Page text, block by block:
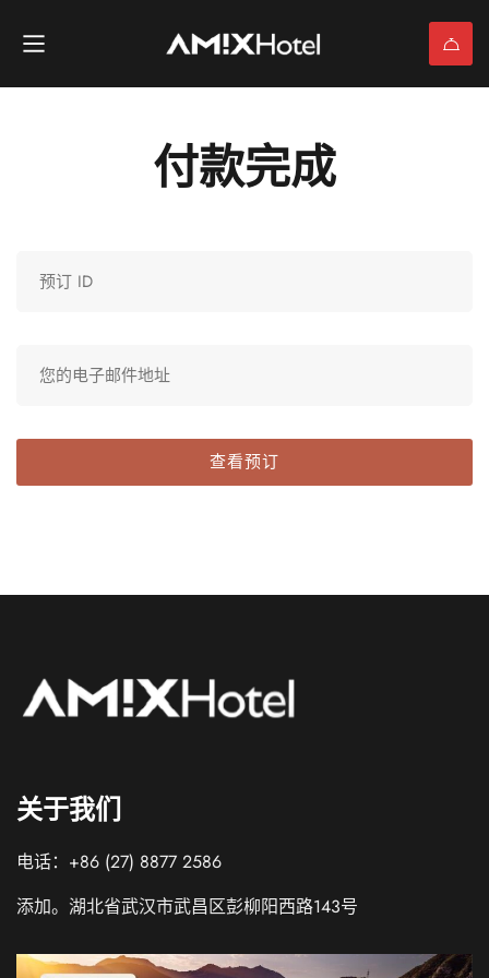
付款完成
查看预订
关于我们
电话：+86 (27) 8877 2586
添加。湖北省武汉市武昌区彭柳阳西路143号